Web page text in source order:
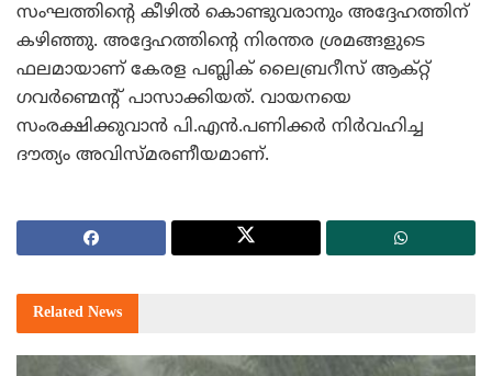
സംഘത്തിന്റെ കീഴില്‍ കൊണ്ടുവരാനും അദ്ദേഹത്തിന്
കഴിഞ്ഞു. അദ്ദേഹത്തിന്റെ നിരന്തര ശ്രമങ്ങളുടെ
ഫലമായാണ് കേരള പബ്ലിക് ലൈബ്രറീസ് ആക്റ്റ്
ഗവര്‍ണ്മെന്റ് പാസാക്കിയത്. വായനയെ
സംരക്ഷിക്കുവാന്‍ പി.എന്‍.പണിക്കര്‍ നിര്‍വഹിച്ച
ദൗത്യം അവിസ്മരണീയമാണ്.
Related News